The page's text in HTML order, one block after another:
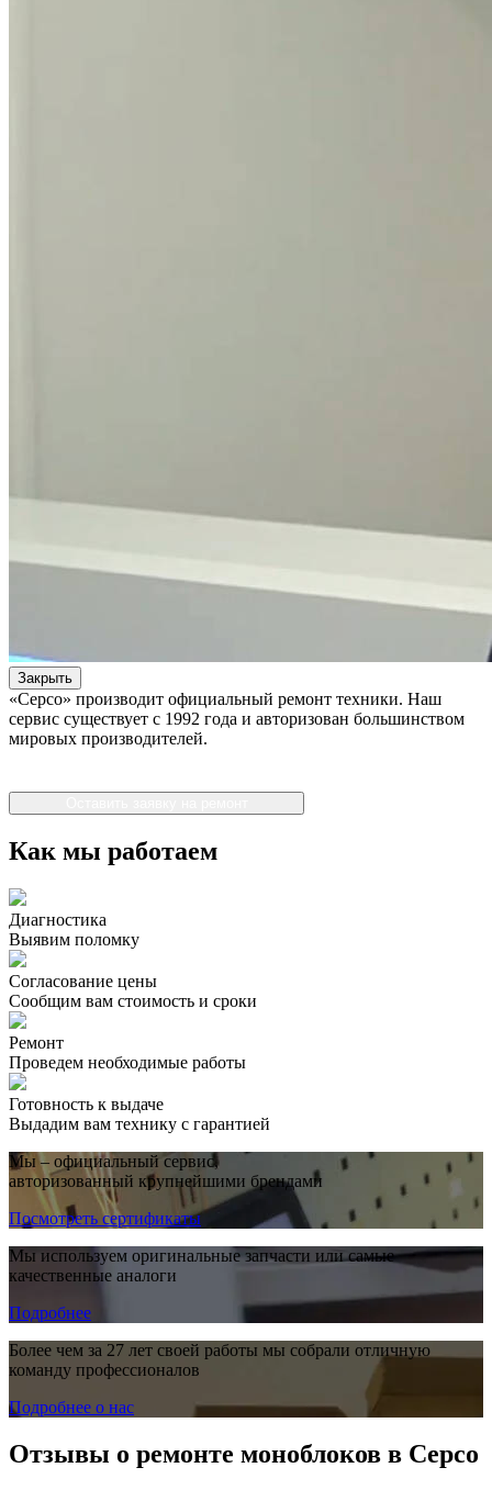
Закрыть
«Серсо» производит официальный ремонт техники. Наш
сервис существует с 1992 года и авторизован большинством
мировых производителей.
Как мы работаем
Диагностика
Выявим поломку
Согласование цены
Сообщим вам стоимость и сроки
Ремонт
Проведем необходимые работы
Готовность к выдаче
Выдадим вам технику с гарантией
Мы – официальный сервис,
авторизованный крупнейшими брендами
Посмотреть сертификаты
Мы используем оригинальные запчасти или самые
качественные аналоги
Подробнее
Более чем за 27 лет своей работы мы собрали отличную
команду профессионалов
Подробнее о нас
Отзывы о ремонте моноблоков в Серсо